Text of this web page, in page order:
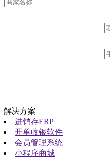
解决方案
进销存ERP
开单收银软件
会员管理系统
小程序商城